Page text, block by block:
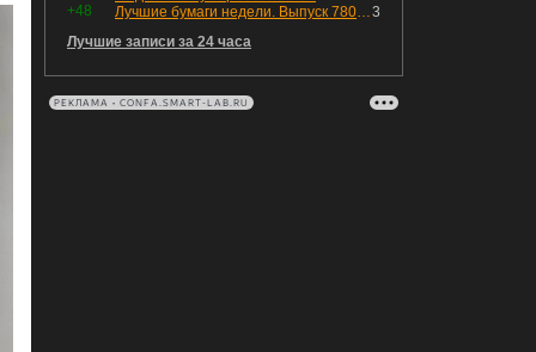
+48
3
Лучшие бумаги недели. Выпуск 780 – обновления для пятницы
Лучшие записи за 24 часа
РЕКЛАМА • CONFA.SMART-LAB.RU